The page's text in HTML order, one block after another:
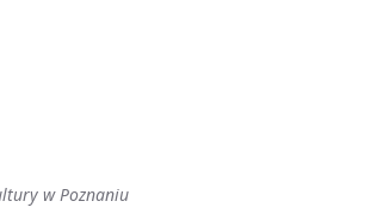
w Poznaniu